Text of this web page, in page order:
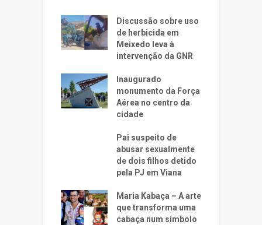
Discussão sobre uso
de herbicida em
Meixedo leva à
intervenção da GNR
Inaugurado
monumento da Força
Aérea no centro da
cidade
Pai suspeito de
abusar sexualmente
de dois filhos detido
pela PJ em Viana
Maria Kabaça – A arte
que transforma uma
cabaça num símbolo